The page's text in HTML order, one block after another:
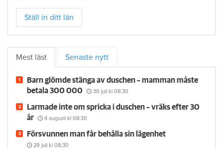
Ställ in ditt län
Mest läst Senaste nytt
Barn glömde stänga av duschen – mamman måste
betala 300 000
30 juli kl 08:30
Larmade inte om spricka i duschen – vräks efter 30
år
4 augusti kl 08:30
Försvunnen man får behålla sin lägenhet
29 juli kl 08:30